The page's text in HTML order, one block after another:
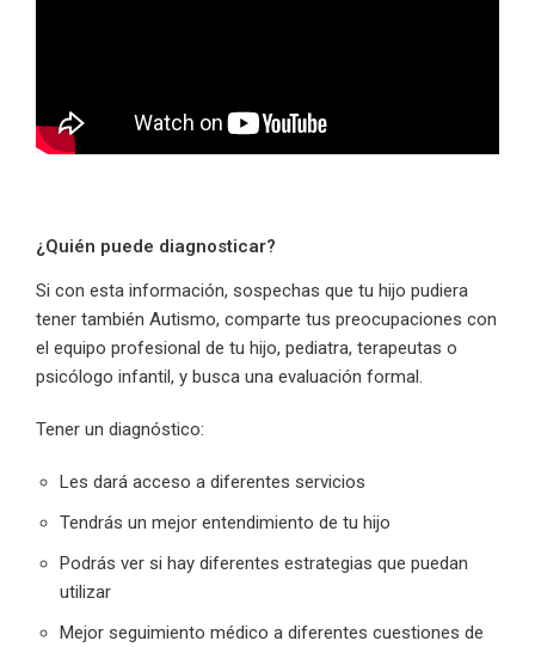
¿Quién puede diagnosticar?
Si con esta información, sospechas que tu hijo pudiera
tener también Autismo, comparte tus preocupaciones con
el equipo profesional de tu hijo, pediatra, terapeutas o
psicólogo infantil, y busca una evaluación formal.
Tener un diagnóstico:
Les dará acceso a diferentes servicios
Tendrás un mejor entendimiento de tu hijo
Podrás ver si hay diferentes estrategias que puedan
utilizar
Mejor seguimiento médico a diferentes cuestiones de